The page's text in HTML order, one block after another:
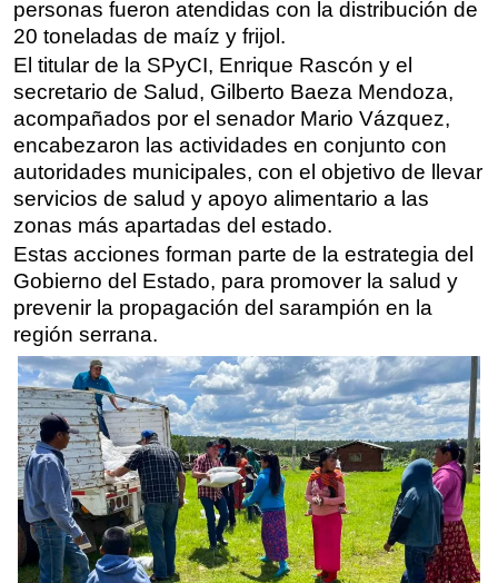
personas fueron atendidas con la distribución de
20 toneladas de maíz y frijol.
El titular de la SPyCI, Enrique Rascón y el
secretario de Salud, Gilberto Baeza Mendoza,
acompañados por el senador Mario Vázquez,
encabezaron las actividades en conjunto con
autoridades municipales, con el objetivo de llevar
servicios de salud y apoyo alimentario a las
zonas más apartadas del estado.
Estas acciones forman parte de la estrategia del
Gobierno del Estado, para promover la salud y
prevenir la propagación del sarampión en la
región serrana.